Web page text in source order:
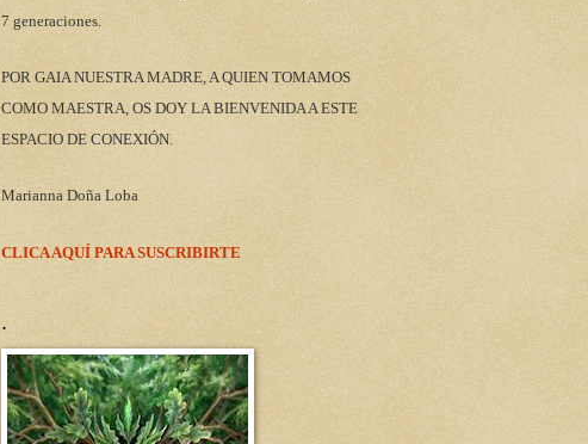
7 generaciones.
POR GAIA NUESTRA MADRE, A QUIEN TOMAMOS
COMO MAESTRA, OS DOY LA BIENVENIDA A ESTE
ESPACIO DE CONEXIÓN.
Marianna Doña Loba
CLICA AQUÍ PARA SUSCRIBIRTE
.